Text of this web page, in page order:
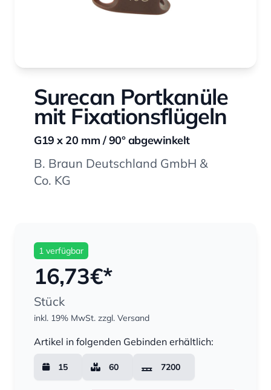
Surecan Portkanüle
mit Fixationsflügeln
G19 x 20 mm / 90° abgewinkelt
B. Braun Deutschland GmbH &
Co. KG
1 verfügbar
16,73€*
Stück
inkl. 19% MwSt. zzgl. Versand
Artikel in folgenden Gebinden erhältlich:
15 60 7200